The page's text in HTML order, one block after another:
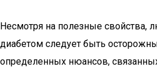
Несмотря на полезные свойства,
диабетом следует быть
определенных нюансов,